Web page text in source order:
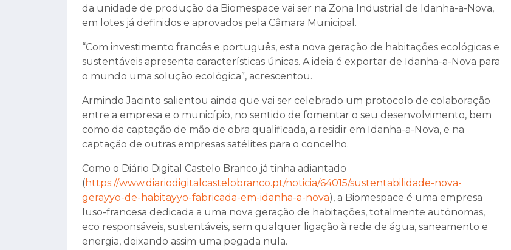
da unidade de produção da Biomespace vai ser na Zona Industrial de Idanha-a-Nova,
em lotes já definidos e aprovados pela Câmara Municipal.
“Com investimento francês e português, esta nova geração de habitações ecológicas e
sustentáveis apresenta características únicas. A ideia é exportar de Idanha-a-Nova para
o mundo uma solução ecológica”, acrescentou.
Armindo Jacinto salientou ainda que vai ser celebrado um protocolo de colaboração
entre a empresa e o município, no sentido de fomentar o seu desenvolvimento, bem
como da captação de mão de obra qualificada, a residir em Idanha-a-Nova, e na
captação de outras empresas satélites para o concelho.
Como o Diário Digital Castelo Branco já tinha adiantado
(https://www.diariodigitalcastelobranco.pt/noticia/64015/sustentabilidade-nova-
gerayyo-de-habitayyo-fabricada-em-idanha-a-nova), a Biomespace é uma empresa
luso-francesa dedicada a uma nova geração de habitações, totalmente autónomas,
eco responsáveis, sustentáveis, sem qualquer ligação à rede de água, saneamento e
energia, deixando assim uma pegada nula.